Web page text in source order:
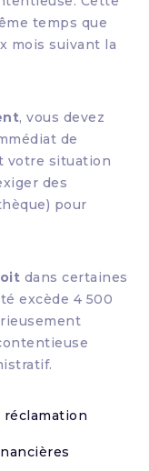
temps que
mois suivant la
, vous devez
de
votre situation
des
pour
dans certaines
excède 4 500
réclamation